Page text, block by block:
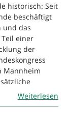
historisch: Seit
beschäftigt
und das
einer
der
Mannheim
Weiterlesen